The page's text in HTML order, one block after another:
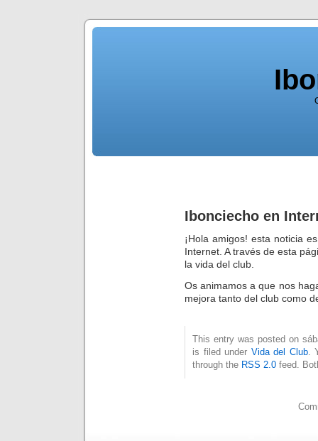
Ibonciecho en
¡Hola amigos! esta noticia
Internet. A través de esta
la vida del club.
Os animamos a que nos
mejora tanto del club como
This entry was posted on
is filed under Vida del Club.
through the RSS 2.0 feed.